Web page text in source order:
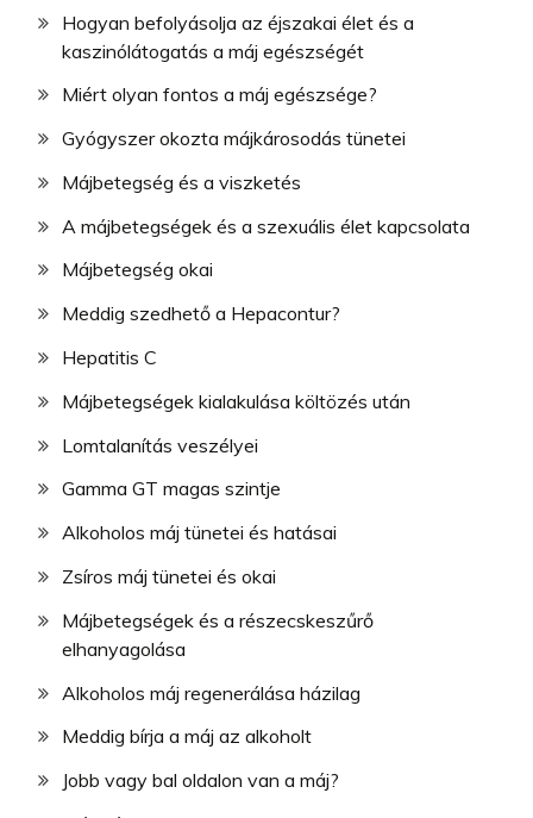
Hogyan befolyásolja az éjszakai élet és a
kaszinólátogatás a máj egészségét
Miért olyan fontos a máj egészsége?
Gyógyszer okozta májkárosodás tünetei
Májbetegség és a viszketés
A májbetegségek és a szexuális élet kapcsolata
Májbetegség okai
Meddig szedhető a Hepacontur?
Hepatitis C
Májbetegségek kialakulása költözés után
Lomtalanítás veszélyei
Gamma GT magas szintje
Alkoholos máj tünetei és hatásai
Zsíros máj tünetei és okai
Májbetegségek és a részecskeszűrő
elhanyagolása
Alkoholos máj regenerálása házilag
Meddig bírja a máj az alkoholt
Jobb vagy bal oldalon van a máj?